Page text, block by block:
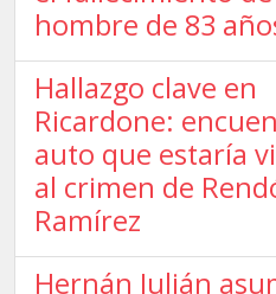
hombre de 83
Hallazgo clave en
Ricardone:
auto que estaría
al crimen de
Ramírez
Hernán Julián